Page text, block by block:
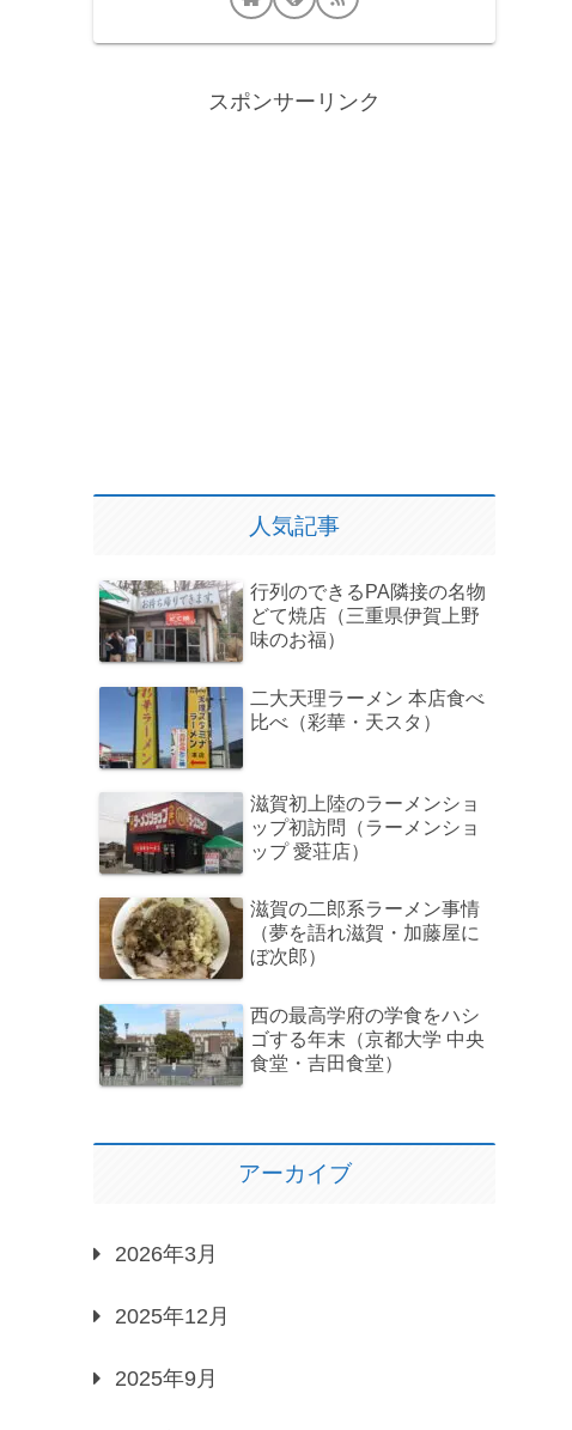
スポンサーリンク
人気記事
行列のできるPA隣接の名物
どて焼店（三重県伊賀上野
味のお福）
二大天理ラーメン 本店食べ
比べ（彩華・天スタ）
滋賀初上陸のラーメンショ
ップ初訪問（ラーメンショ
ップ 愛荘店）
滋賀の二郎系ラーメン事情
（夢を語れ滋賀・加藤屋に
ぼ次郎）
西の最高学府の学食をハシ
ゴする年末（京都大学 中央
食堂・吉田食堂）
アーカイブ
2026年3月
2025年12月
2025年9月